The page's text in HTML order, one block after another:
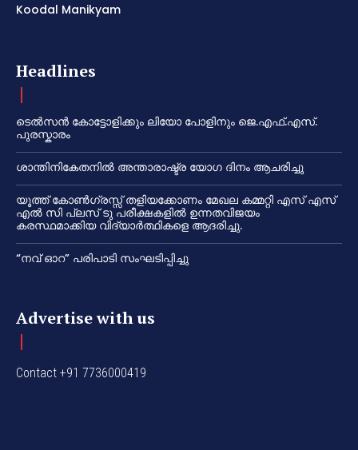
Koodal Manikyam
Headlines
ടെൽസൻ കോട്ടോളിക്കും ലിയോ പോളിനും ജെ.എഫ്.എസ്.
പുരസ്കാരം
ശാന്തിനികേതനിൽ അന്താരാഷ്ട്ര യോഗ ദിനം ആചരിച്ചു
യൂത്ത് കോൺഗ്രസ്സ് തളിയക്കോണം മേഖല കമ്മറ്റി എസ് എസ്
എൽ സി പ്ലസ് ടു പരീക്ഷകളിൽ ഉന്നതവിജയം
കരസ്ഥമാക്കിയ വിദ്യാർത്ഥികളെ ആദരിച്ചു.
“നവ് ഓറ” പരിപാടി സംഘടിപ്പിച്ചു
Advertise with us
Contact +91 7736000419